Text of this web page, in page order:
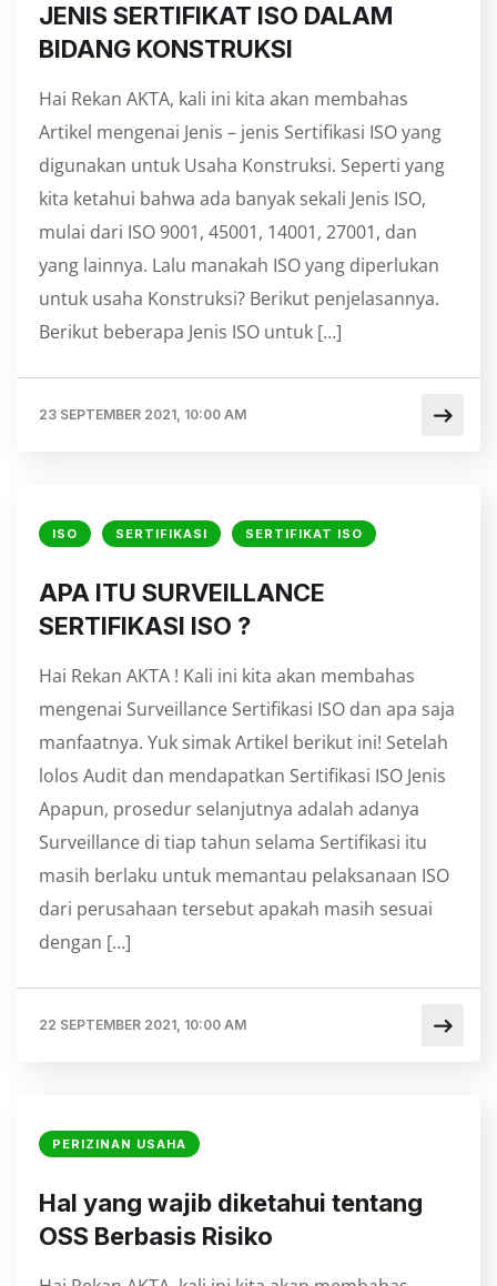
JENIS SERTIFIKAT ISO DALAM
BIDANG KONSTRUKSI
Hai Rekan AKTA, kali ini kita akan membahas
Artikel mengenai Jenis – jenis Sertifikasi ISO yang
digunakan untuk Usaha Konstruksi. Seperti yang
kita ketahui bahwa ada banyak sekali Jenis ISO,
mulai dari ISO 9001, 45001, 14001, 27001, dan
yang lainnya. Lalu manakah ISO yang diperlukan
untuk usaha Konstruksi? Berikut penjelasannya.
Berikut beberapa Jenis ISO untuk […]
23 SEPTEMBER 2021, 10:00 AM
ISO SERTIFIKASI SERTIFIKAT ISO
APA ITU SURVEILLANCE
SERTIFIKASI ISO ?
Hai Rekan AKTA ! Kali ini kita akan membahas
mengenai Surveillance Sertifikasi ISO dan apa saja
manfaatnya. Yuk simak Artikel berikut ini! Setelah
lolos Audit dan mendapatkan Sertifikasi ISO Jenis
Apapun, prosedur selanjutnya adalah adanya
Surveillance di tiap tahun selama Sertifikasi itu
masih berlaku untuk memantau pelaksanaan ISO
dari perusahaan tersebut apakah masih sesuai
dengan […]
22 SEPTEMBER 2021, 10:00 AM
PERIZINAN USAHA
Hal yang wajib diketahui tentang
OSS Berbasis Risiko